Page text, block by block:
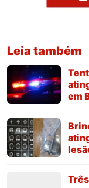
Leia também
em